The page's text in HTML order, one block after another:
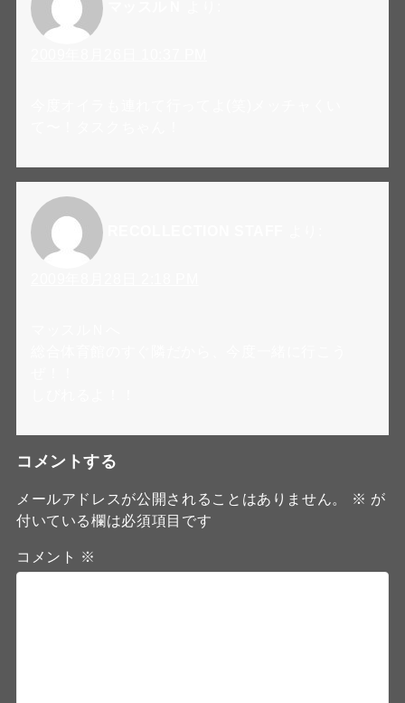
コメントする
メールアドレスが公開されることはありません。 ※ が
付いている欄は必須項目です
コメント ※